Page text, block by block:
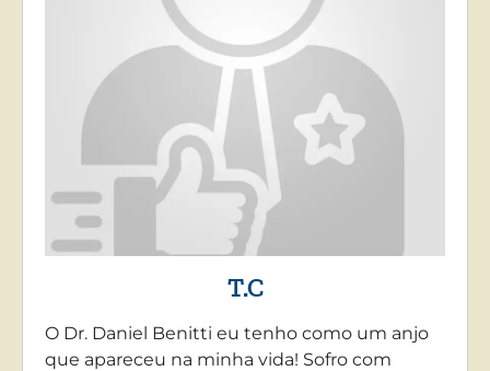
T.C
O Dr. Daniel Benitti eu tenho como um anjo
que apareceu na minha vida! Sofro com